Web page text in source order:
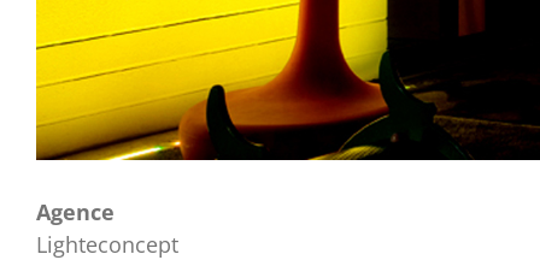
Agence
Lighteconcept